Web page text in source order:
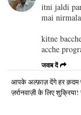
itni jaldi
mai
kitne
acche
जवाब दें
आपके अल्‍फ़ाज़ देंगे हर क़दम
ज़र्रानवाज़ी के लिए